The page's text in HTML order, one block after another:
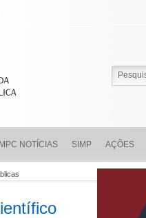
MPC NOTÍCIAS SIMP AÇÕES